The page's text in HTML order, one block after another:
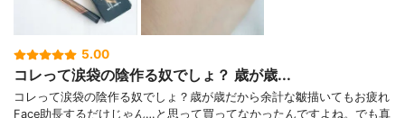
5.00
コレって涙袋の陰作る奴でしょ？ 歳が歳...
コレって涙袋の陰作る奴でしょ？歳が歳だから余計な皺描いてもお疲れ
Face助長するだけじゃん…と思って買ってなかったんですよね。でも真